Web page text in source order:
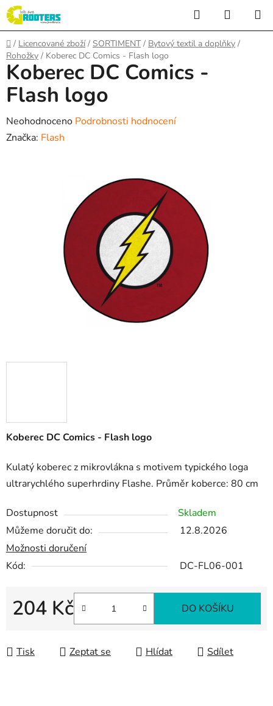
Přejít
na
obsah
Hledat
KOŠÍK
Domů
/ Licencované zboží / SORTIMENT / Bytový textil a doplňky /
Rohožky / Koberec DC Comics - Flash logo
Koberec DC Comics - Flash logo
Kulatý koberec z mikrovlákna s motivem typického loga
ultrarychlého superhrdiny Flashe. Průměr koberce: 80 cm
Dostupnost
Skladem
Můžeme doručit do:
12.8.2026
Možnosti doručení
Kód:
DC-FL06-001
204 Kč DO KOŠÍKU
Tisk Zeptat se Hlídat Sdílet
Koberec DC Comics -
Flash logo
Průměrné
hodnocení
Neohodnoceno Podrobnosti hodnocení
Značka: Flash